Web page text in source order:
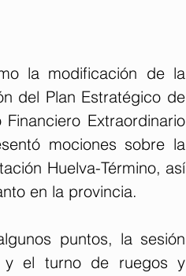
la modificación de la
del Plan Estratégico de
Extraordinario
mociones sobre la
Huelva-Término, así
en la provincia.
puntos, la sesión
y el turno de ruegos y